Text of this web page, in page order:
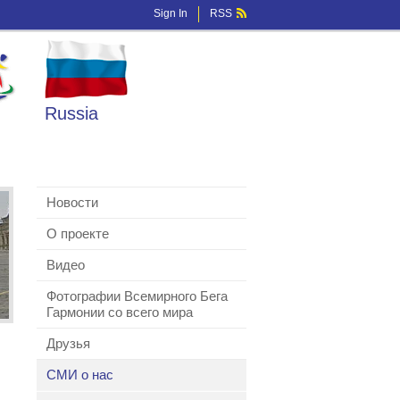
RSS
Sign In
Russia
Новости
О проекте
Видео
Фотографии Всемирного Бега
Гармонии со всего мира
Друзья
СМИ о нас